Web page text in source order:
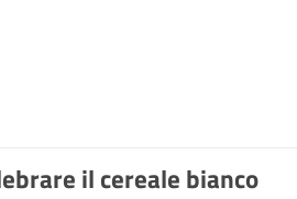
il cereale bianco